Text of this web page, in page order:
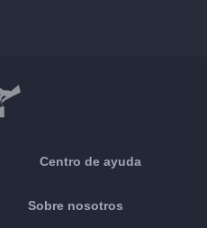
Centro de ayuda
Sobre nosotros